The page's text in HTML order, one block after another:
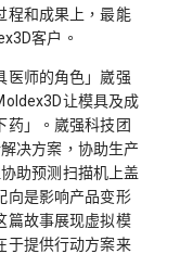
程和成果上，最能
客户。
医师的角色」崴强
让模具及成
药」。崴强科技团
决方案，协助生产
助预测扫描机上盖
向是影响产品变形
篇故事展现虚拟模
于提供行动方案来